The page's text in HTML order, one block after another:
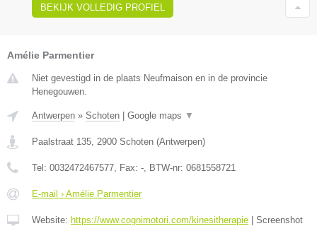
BEKIJK VOLLEDIG PROFIEL
Amélie Parmentier
Niet gevestigd in de plaats Neufmaison en in de provincie
Henegouwen.
Antwerpen » Schoten Google maps ▼
Paalstraat 135 2900 Schoten (Antwerpen)
Tel: 0032472467577 , Fax: - , BTW-nr: 0681558721
E-mail › Amélie Parmentier
Website: https://www.cognimotori.com/kinesitherapie
Screenshot